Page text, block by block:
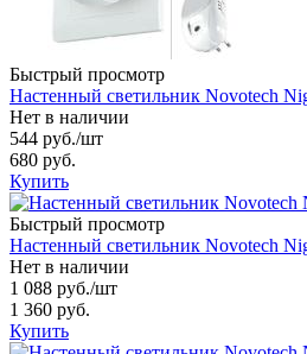
Быстрый просмотр
Настенный светильник Novotech
Нет в наличии
544 руб./шт
680 руб.
Купить
Быстрый просмотр
Настенный светильник Novotech
Нет в наличии
1 088 руб./шт
1 360 руб.
Купить